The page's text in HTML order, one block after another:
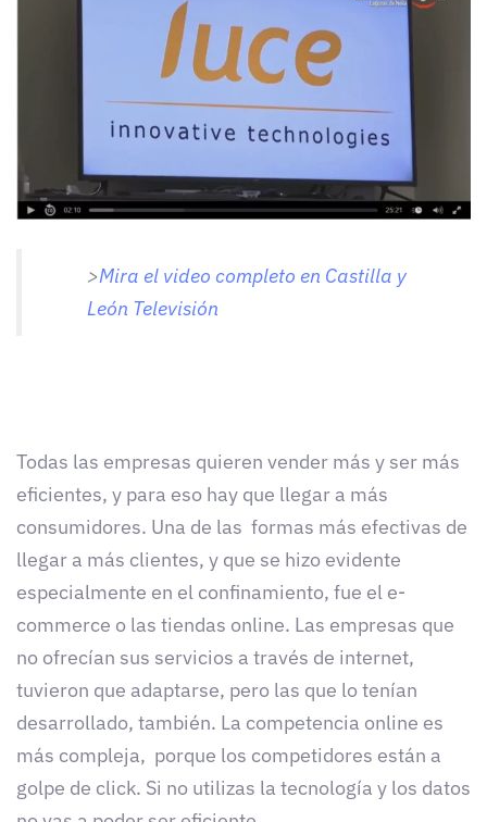
>Mira el video completo en Castilla y
León Televisión
Todas las empresas quieren vender más y ser más
eficientes, y para eso hay que llegar a más
consumidores. Una de las formas más efectivas de
llegar a más clientes, y que se hizo evidente
especialmente en el confinamiento, fue el e-
commerce o las tiendas online. Las empresas que
no ofrecían sus servicios a través de internet,
tuvieron que adaptarse, pero las que lo tenían
desarrollado, también. La competencia online es
más compleja, porque los competidores están a
golpe de click. Si no utilizas la tecnología y los datos